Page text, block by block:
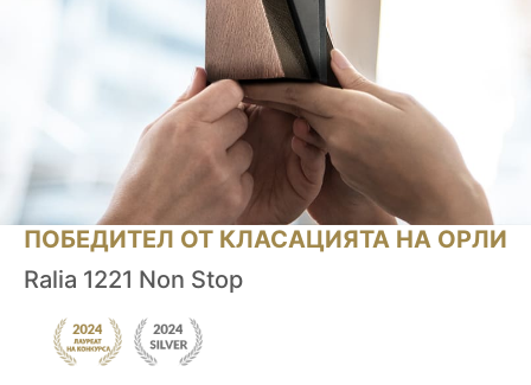
ПОБЕДИТЕЛ ОТ КЛАСАЦИЯТА НА ОРЛИ
Ralia 1221 Non Stop